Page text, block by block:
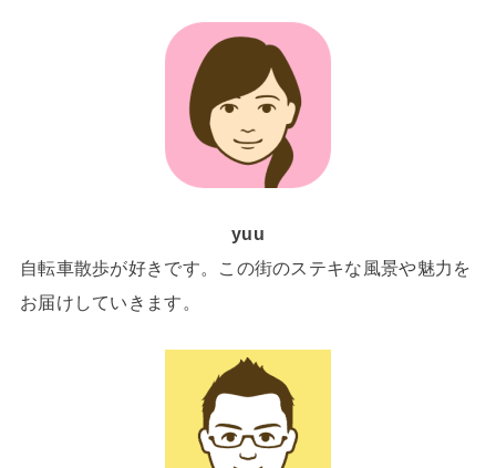
yuu
自転車散歩が好きです。この街のステキな風景や魅力を
お届けしていきます。